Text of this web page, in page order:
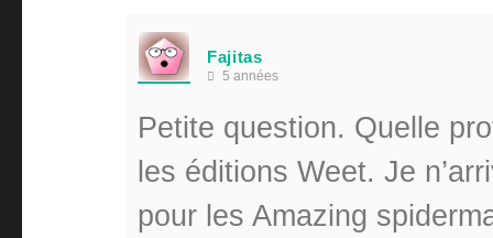
Fajitas
5 années
Petite question. Quelle
les éditions Weet. Je
pour les Amazing